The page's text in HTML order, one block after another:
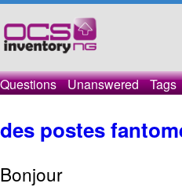
Questions Unanswered Tags
des postes
Bonjour